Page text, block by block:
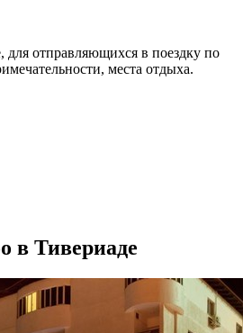
для отправляющихся в поездку по
места отдыха.
в Тивериаде